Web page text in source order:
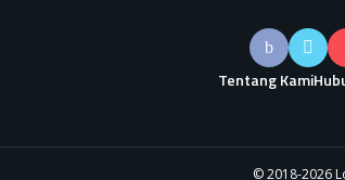
Tentang Kami
© 2018-2026